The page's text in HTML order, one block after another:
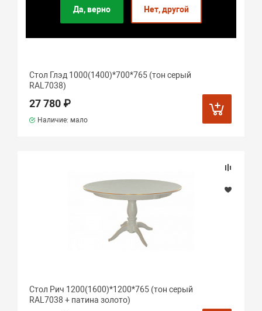
Да, верно Нет, другой
Стол Глэд 1000(1400)*700*765 (тон серый
RAL7038)
27 780 ₽
Наличие: мало
Стол Рич 1200(1600)*1200*765 (тон серый
RAL7038 + патина золото)